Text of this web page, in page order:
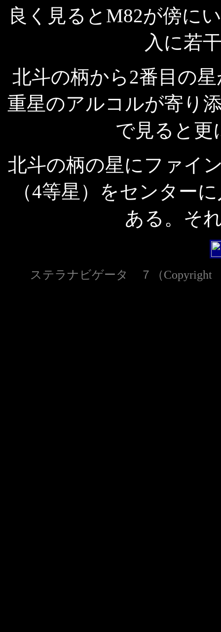
良く見るとM82が傍に
入に若
北斗の柄から2番目の
重星のアルコルが寄り
で見ると更
北斗の柄の星にファイ
（4等星）をセンター
ある。そ
ステラナビゲータ ７（